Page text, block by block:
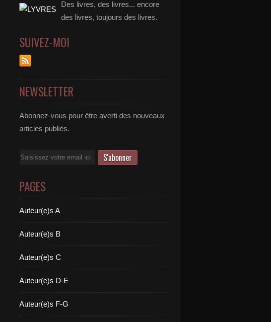
Des livres, des livres... encore
des livres, toujours des livres.
SUIVEZ-MOI
NEWSLETTER
Abonnez-vous pour être averti des nouveaux
articles publiés.
Email
PAGES
Auteur(e)s A
Auteur(e)s B
Auteur(e)s C
Auteur(e)s D-E
Auteur(e)s F-G